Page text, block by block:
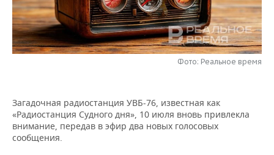
НЕФТЕХИМИЯ
НЕФТЬ
РОЗНИЧНАЯ ТОРГОВЛЯ
ТРАНСПОРТ
НОВОСТИ ТЕХНОЛОГИЙ
IT
ТЕЛЕКОММУНИКАЦИИ
МЕРОПРИЯТИЯ
НОВОСТИ МЕРОПРИЯТИЙ
БИЗНЕС-БРАНЧИ
ONLINE-КОНФЕРЕНЦИИ
СПОРТ
ФУТБОЛ
ХОККЕЙ
НОВОСТИ ОБЩЕСТВА
ВЛАСТЬ
ФОТОГАЛЕРЕЯ
СЮЖЕТЫ
Фото: Реальное время
Загадочная радиостанция УВБ-76, известная как
«Радиостанция Судного дня», 10 июля вновь привлекла
внимание, передав в эфир два новых голосовых
сообщения.